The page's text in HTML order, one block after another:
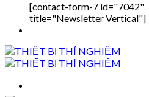
[contact-form-7 id="7042"
title="Newsletter Vertical"]